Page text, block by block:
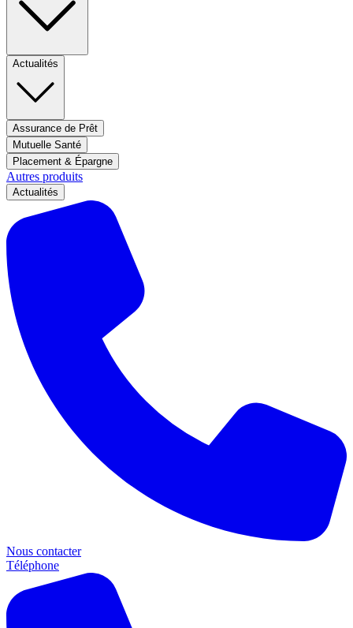
Actualités
Assurance de Prêt
Mutuelle Santé
Placement & Épargne
Autres produits
Actualités
Nous contacter
Téléphone